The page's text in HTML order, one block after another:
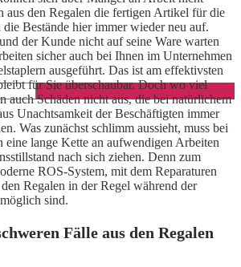
aus den Regalen die fertigen Artikel für die
Bestände hier immer wieder neu auf.
der Kunde nicht auf seine Ware warten
sicher auch bei Ihnen im Unternehmen
ausgeführt. Das ist am effektivsten
für Sie überschaubar. Doch wo viel
auch Schäden nicht aus, die bei natürlichem
Unachtsamkeit der Beschäftigten immer
Was zunächst schlimm aussieht, muss bei
eine lange Kette an aufwendigen Arbeiten
nach sich ziehen. Denn zum
ROS-System, mit dem Reparaturen
Regalen in der Regel während der
sind.
Fälle aus den Regalen